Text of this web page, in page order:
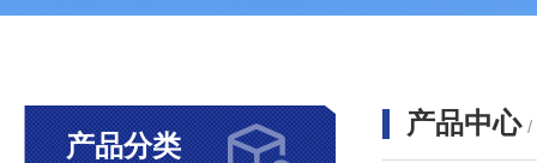
产品分类
产品中心 /